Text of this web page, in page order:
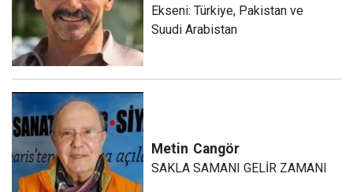
Ekseni: Türkiye, Pakistan ve
Suudi Arabistan
Metin Cangör
SAKLA SAMANI GELİR ZAMANI